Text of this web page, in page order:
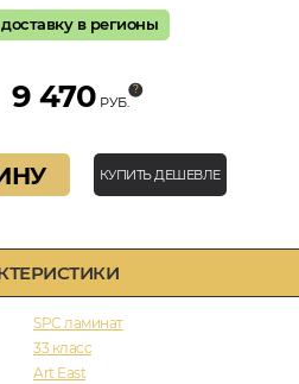
SPC ламинат
33 класс
Art East
в регионы
9 470 РУБ.
КУПИТЬ ДЕШЕВЛЕ